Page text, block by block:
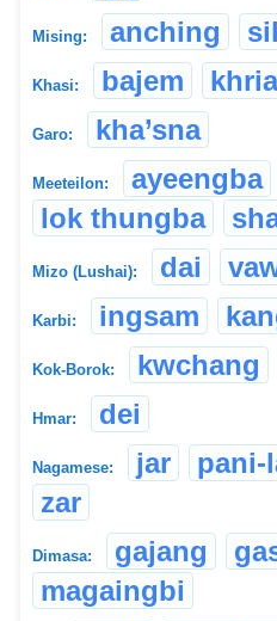
Mising: anching
Khasi: bajem
Garo: kha’sna
Meeteilon: ayeengba
lok thungba
Mizo (Lushai): dai
Karbi: ingsam
Kok-Borok: kwchang
Hmar: dei
Nagamese: jar pani-
zar
Dimasa: gajang
magaingbi